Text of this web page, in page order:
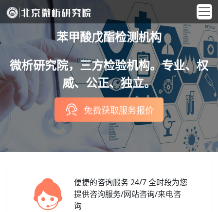
苯甲酸戊酯检测机构
微析研究院，三方检验机构。专业、权
威、公正、独立。
免费获取服务报价
便捷的咨询服务24/7 全时段为您
提供咨询服务/网站咨询/来电咨
询